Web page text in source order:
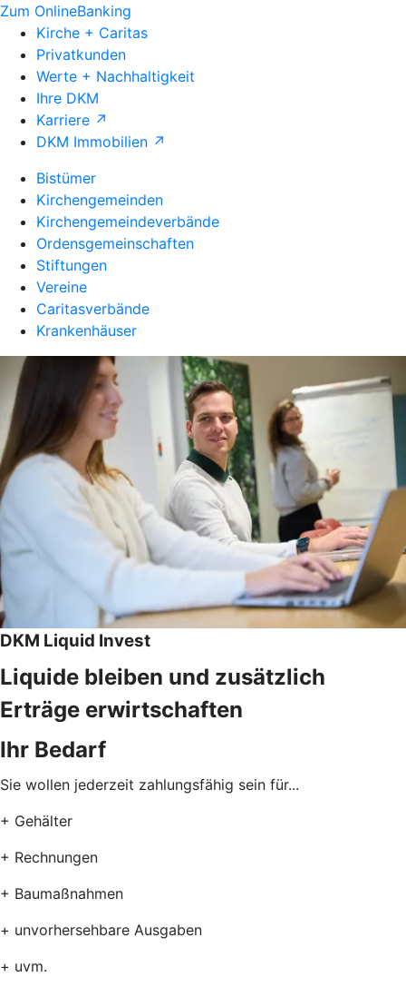
Zum OnlineBanking
Kirche + Caritas
Privatkunden
Werte + Nachhaltigkeit
Ihre DKM
Karriere ↗
DKM Immobilien ↗
Bistümer
Kirchengemeinden
Kirchengemeindeverbände
Ordensgemeinschaften
Stiftungen
Vereine
Caritasverbände
Krankenhäuser
DKM Liquid Invest
Liquide bleiben und zusätzlich
Erträge erwirtschaften
Ihr Bedarf
Sie wollen jederzeit zahlungsfähig sein für...
+ Gehälter
+ Rechnungen
+ Baumaßnahmen
+ unvorhersehbare Ausgaben
+ uvm.